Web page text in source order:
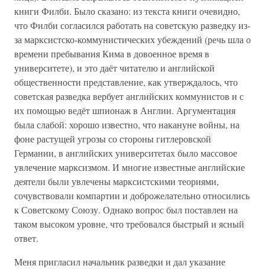
книги Филби. Было сказано: из текста книги очевидно,
что Филби согласился работать на советскую разведку из-
за марксистско-коммунистических убеждений (речь шла о
времени пребывания Кима в довоенное время в
университете), и это даёт читателю и английской
общественности представление, как утверждалось, что
советская разведка вербует английских коммунистов и с
их помощью ведёт шпионаж в Англии. Аргументация
была слабой: хорошо известно, что накануне войны, на
фоне растущей угрозы со стороны гитлеровской
Германии, в английских университетах было массовое
увлечение марксизмом. И многие известные английские
деятели были увлечены марксистскими теориями,
сочувствовали компартии и доброжелательно относились
к Советскому Союзу. Однако вопрос был поставлен на
таком высоком уровне, что требовался быстрый и ясный
ответ.
Меня пригласил начальник разведки и дал указание